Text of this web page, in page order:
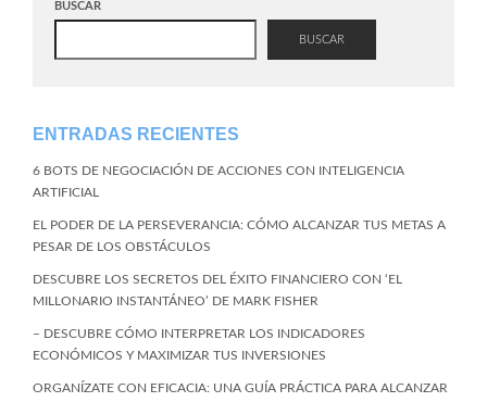
BUSCAR
BUSCAR
ENTRADAS RECIENTES
6 BOTS DE NEGOCIACIÓN DE ACCIONES CON INTELIGENCIA
ARTIFICIAL
EL PODER DE LA PERSEVERANCIA: CÓMO ALCANZAR TUS METAS A
PESAR DE LOS OBSTÁCULOS
DESCUBRE LOS SECRETOS DEL ÉXITO FINANCIERO CON ‘EL
MILLONARIO INSTANTÁNEO’ DE MARK FISHER
– DESCUBRE CÓMO INTERPRETAR LOS INDICADORES
ECONÓMICOS Y MAXIMIZAR TUS INVERSIONES
ORGANÍZATE CON EFICACIA: UNA GUÍA PRÁCTICA PARA ALCANZAR